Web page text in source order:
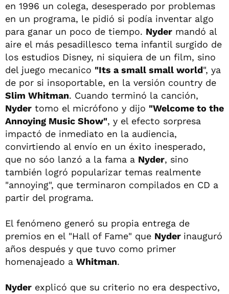
en 1996 un colega, desesperado por problemas
en un programa, le pidió si podía inventar algo
para ganar un poco de tiempo. Nyder mandó al
aire el más pesadillesco tema infantil surgido de
los estudios Disney, ni siquiera de un film, sino
del juego mecanico "Its a small small world", ya
de por si insoportable, en la versión country de
Slim Whitman. Cuando terminó la canción,
Nyder tomo el micrófono y dijo "Welcome to the
Annoying Music Show", y el efecto sorpresa
impactó de inmediato en la audiencia,
convirtiendo al envío en un éxito inesperado,
que no sóo lanzó a la fama a Nyder, sino
también logró popularizar temas realmente
"annoying", que terminaron compilados en CD a
partir del programa.
El fenómeno generó su propia entrega de
premios en el "Hall of Fame" que Nyder inauguró
años después y que tuvo como primer
homenajeado a Whitman.
Nyder explicó que su criterio no era despectivo,